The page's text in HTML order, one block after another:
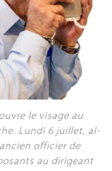
le visage au
Lundi 6 juillet, al-
officier de
au dirigeant